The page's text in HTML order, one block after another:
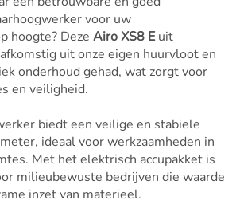
voor uw
hoogte? Deze Airo XS8 Euit
uit onze eigen huurvloot en
onderhoud gehad, wat zorgt voor
en veiligheid.
biedt een veilige en stabiele
ideaal voor werkzaamheden in
Met het elektrisch accupakket is
milieubewuste bedrijven die waarde
inzet van materieel.